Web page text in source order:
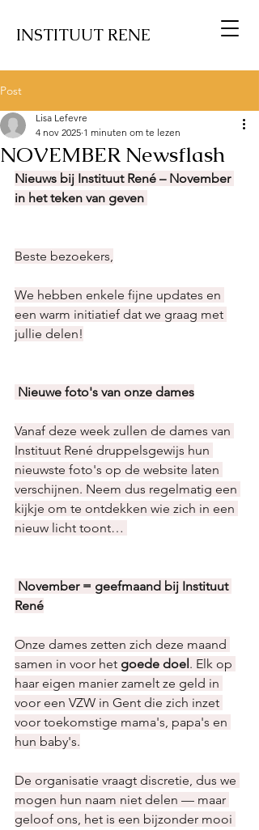
INSTITUUT RENE
Post
NOVEMBER Newsflash
Lisa Lefevre
4 nov 2025 1 minuten om te lezen
Nieuws bij Instituut René – November
in het teken van geven
Beste bezoekers,
We hebben enkele fijne updates en
een warm initiatief dat we graag met
jullie delen!
Nieuwe foto's van onze dames
Vanaf deze week zullen de dames van
Instituut René druppelsgewijs hun
nieuwste foto's op de website laten
verschijnen. Neem dus regelmatig een
kijkje om te ontdekken wie zich in een
nieuw licht toont…
November = geefmaand bij Instituut
René
Onze dames zetten zich deze maand
samen in voor het goede doel. Elk op
haar eigen manier zamelt ze geld in
voor een VZW in Gent die zich inzet
voor toekomstige mama's, papa's en
hun baby's.
De organisatie vraagt discretie, dus we
mogen hun naam niet delen — maar
geloof ons, het is een bijzonder mooi